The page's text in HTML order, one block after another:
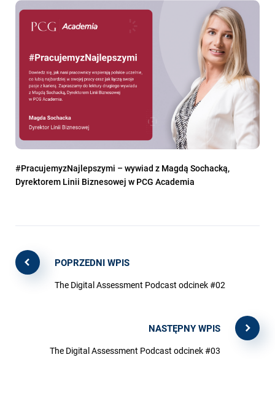
#PracujemyzNajlepszymi – wywiad z Magdą Sochacką,
Dyrektorem Linii Biznesowej w PCG Academia
POPRZEDNI WPIS
The Digital Assessment Podcast odcinek #02
NASTĘPNY WPIS
The Digital Assessment Podcast odcinek #03